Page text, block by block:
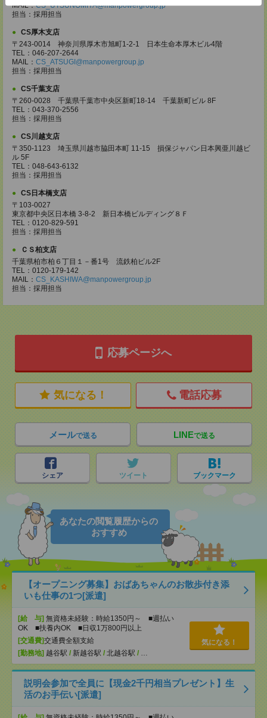
MAIL：CS_UTSUNOMIYA@manpowergroup.jp
担当：採用担当
CS厚木支店
〒243-0014 神奈川県厚木市旭町1-2-1 日本生命本厚木ビル4階
TEL：046-207-2644
MAIL： CS_ATSUGI@manpowergroup.jp
担当：採用担当
CS千葉支店
〒260-0028 千葉県千葉市中央区新町18-14 千葉新町ビル 8F
TEL：043-370-2556
担当：採用担当
CS川越支店
〒350-1123 埼玉県川越市脇田本町 11-15 損保ジャパン日本興亜川越ビ
ル 5F
TEL：048-643-6132
担当：採用担当
CS日本橋支店
〒103-0027
東京都中央区日本橋 3-8-2 新日本橋ビルディング８Ｆ
TEL：0120-829-591
担当：採用担当
ＣＳ柏支店
千葉県柏市柏６丁目１－番1号 流鉄柏ビル2F
TEL：0120-179-142
MAIL： CS_KASHIWA@manpowergroup.jp
担当：採用担当
応募ページへ
気になる！ 電話応募
メールで送る LINEで送る
シェア ツイート ブックマーク
あなたの閲覧履歴からの
おすすめ
【オープニング募集】おばあちゃんのお散歩付き添
いも仕事の1つ[派遣]
[給 与] 無資格未経験：時給1350円～ ■週払い
OK ■扶養内OK ■日収1万800円以上
[交通費]交通費全額支給
[勤務地] 越谷駅 / 新越谷駅 / 北越谷駅 / …
気になる！
説明会参加で全員に【現金2千円相当プレゼント】生
活のお手伝い[派遣]